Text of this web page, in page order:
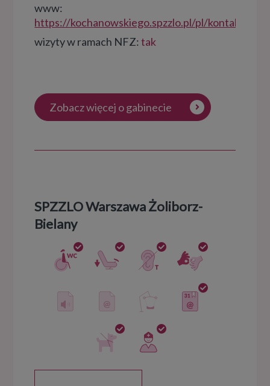
www:
https://kochanowskiego.spzzlo.pl/pl/kontakt
wizyty w ramach NFZ:tak
Zobacz więcej o gabinecie
SPZZLO Warszawa Żoliborz-
Bielany